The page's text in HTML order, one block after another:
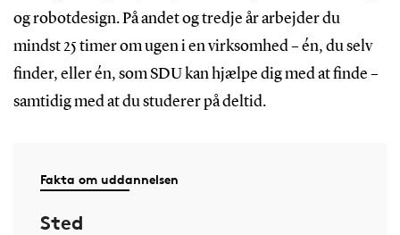
og robotdesign. På andet og tredje år arbejder du
mindst 25 timer om ugen i en virksomhed – én, du selv
finder, eller én, som SDU kan hjælpe dig med at finde –
samtidig med at du studerer på deltid.
Fakta om uddannelsen
Sted